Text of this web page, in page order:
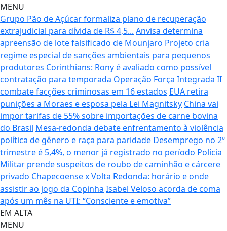
MENU
Grupo Pão de Açúcar formaliza plano de recuperação
extrajudicial para dívida de R$ 4,5... Anvisa determina
apreensão de lote falsificado de Mounjaro Projeto cria
regime especial de sanções ambientais para pequenos
produtores Corinthians: Rony é avaliado como possível
contratação para temporada Operação Força Integrada II
combate facções criminosas em 16 estados EUA retira
punições a Moraes e esposa pela Lei Magnitsky China vai
impor tarifas de 55% sobre importações de carne bovina
do Brasil Mesa-redonda debate enfrentamento à violência
política de gênero e raça para paridade Desemprego no 2º
trimestre é 5,4%, o menor já registrado no período Polícia
Militar prende suspeitos de roubo de caminhão e cárcere
privado Chapecoense x Volta Redonda: horário e onde
assistir ao jogo da Copinha Isabel Veloso acorda de coma
após um mês na UTI: “Consciente e emotiva”
EM ALTA
MENU